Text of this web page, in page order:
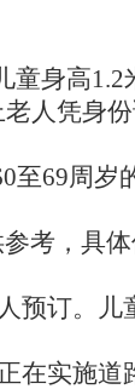
童身高
人凭身
至69周岁
考，具
预订。儿
在实施